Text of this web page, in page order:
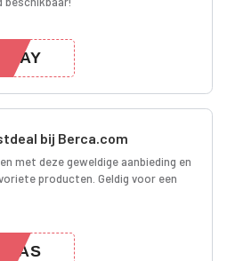
IDAY
bij Berca.com
met deze geweldige aanbieding en
producten. Geldig voor een